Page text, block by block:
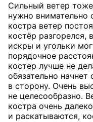
Сильный ветер
нужно внимательно
костра ветер
костёр разгорелся,
искры и угольки
порядочное
костер лучше не
обязательно начнет
в сторону. Очень
не целесообразно.
костра очень
и раскатываются,